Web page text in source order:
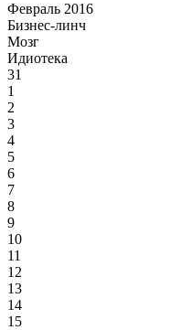
Февраль 2016
Бизнес-линч
Мозг
Идиотека
31
1
2
3
4
5
6
7
8
9
10
11
12
13
14
15